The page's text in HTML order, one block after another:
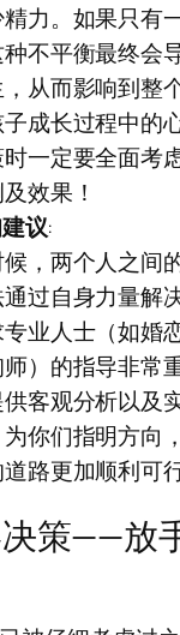
力。如果只有
不平衡最终会
从而影响到整
成长过程中的
一定要全面考
效果！
议:
，两个人之间
过自身力量解
业人士（如婚
）的指导非常
客观分析以及
你们指明方向
路更加顺利可
策——放